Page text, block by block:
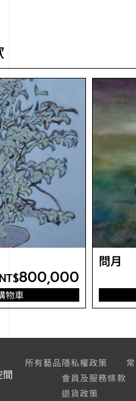
NT$800,000
物車
問月
間
所有藝品隱私權政策
會員及服務條款
退貨政策